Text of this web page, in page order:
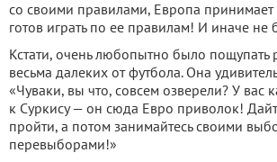
со своими правилами, Европа принимает
готов играть по ее правилам! И иначе не
Кстати, очень любопытно было
весьма далеких от футбола. Она
«Чуваки, вы что, совсем озверели? У вас
к Суркису — он сюда Евро приволок!
пройти, а потом занимайтесь своими
перевыборами!»